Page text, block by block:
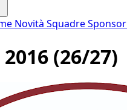
Novità SquadreSponsor
(26/27)